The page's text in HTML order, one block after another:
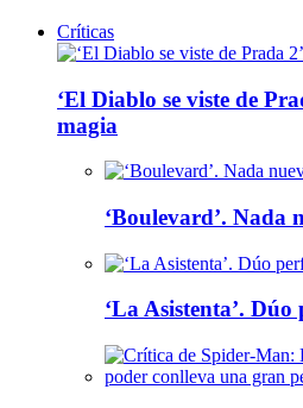
Críticas
‘El Diablo se viste de
magia
‘Boulevard’. Nada
‘La Asistenta’. Dúo